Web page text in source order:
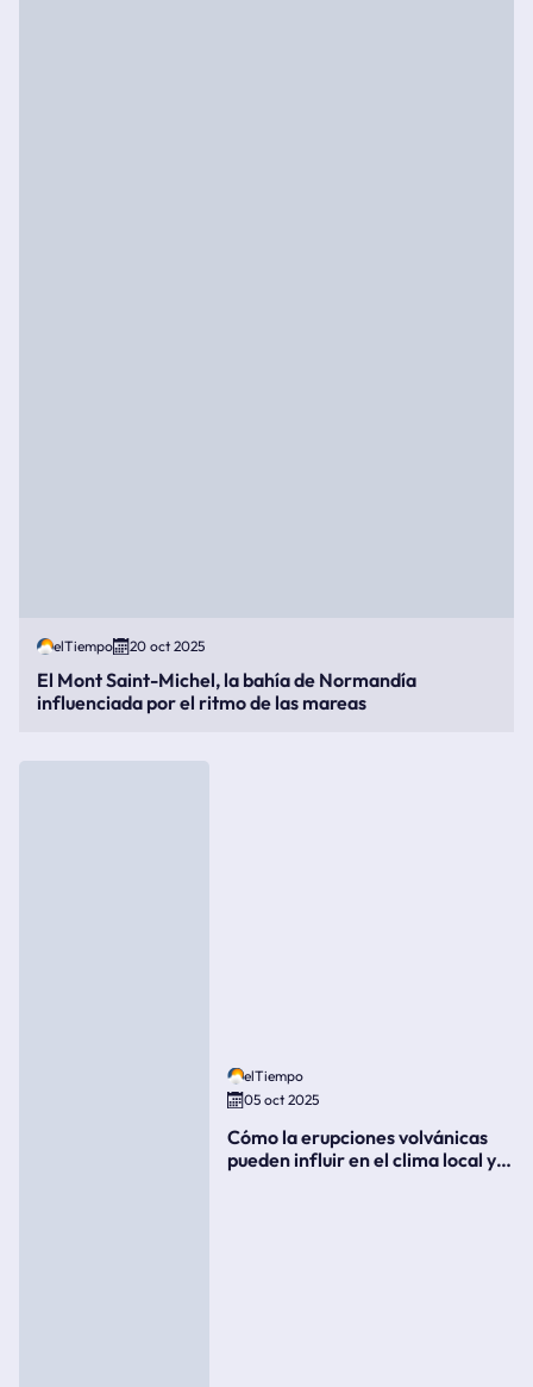
elTiempo 20 oct 2025
El Mont Saint-Michel, la bahía de Normandía
influenciada por el ritmo de las mareas
elTiempo
05 oct 2025
Cómo la erupciones volvánicas
pueden influir en el clima local y